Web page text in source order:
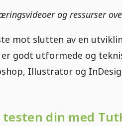
og ressurser
mot slutten av en
godt utformede og
Illustrator og
testen din med